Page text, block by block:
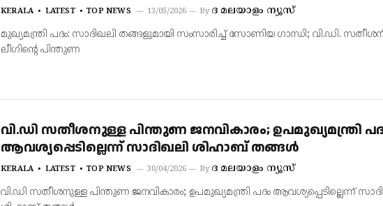
KERALA LATEST TOP NEWS 13/05/2026 By ദ മലയാളം ന്യൂസ്
മുഖ്യമന്ത്രി പദം: സാദിഖലി തങ്ങളുമായി സംസാരിച്ച് സോണിയ ഗാന്ധി; വി.ഡി.
ലീഗിന്റെ പിന്തുണ
വി.ഡി സതീശനുള്ള പിന്തുണ ജനവികാരം; ഉപമുഖ്യമന്ത്രി
ആവശ്യപ്പെടില്ലെന്ന് സാദിഖലി ശിഹാബ് തങ്ങൾ
KERALA LATEST TOP NEWS 30/04/2026 By ദ മലയാളം ന്യൂസ്
വി.ഡി സതീശനുള്ള പിന്തുണ ജനവികാരം; ഉപമുഖ്യമന്ത്രി പദം ആവശ്യപ്പെടില്ലെന്ന്